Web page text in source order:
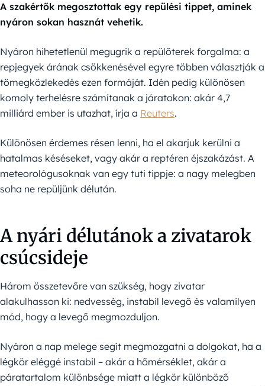
A szakértők megosztottak egy repülési tippet, aminek
nyáron sokan hasznát vehetik.
Nyáron hihetetlenül megugrik a repülőterek forgalma: a
repjegyek árának csökkenésével egyre többen választják a
tömegközlekedés ezen formáját. Idén pedig különösen
komoly terhelésre számítanak a járatokon: akár 4,7
milliárd ember is utazhat, írja a Reuters.
Különösen érdemes résen lenni, ha el akarjuk kerülni a
hatalmas késéseket, vagy akár a reptéren éjszakázást. A
meteorológusoknak van egy tuti tippje: a nagy melegben
soha ne repüljünk délután.
A nyári délutánok a zivatarok
csúcsideje
Három összetevőre van szükség, hogy zivatar
alakulhasson ki: nedvesség, instabil levegő és valamilyen
mód, hogy a levegő megmozduljon.
Nyáron a nap melege segít megmozgatni a dolgokat, ha a
légkör eléggé instabil – akár a hőmérséklet, akár a
páratartalom különbsége miatt a légkör különböző